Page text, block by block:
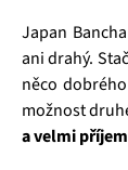
Japan
ani drahý.
něco
možnost
a velmi